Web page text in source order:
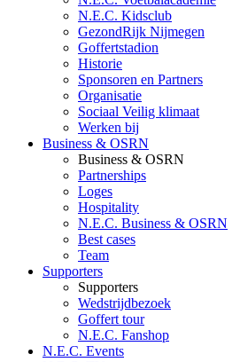
N.E.C. Kidsclub
GezondRijk Nijmegen
Goffertstadion
Historie
Sponsoren en Partners
Organisatie
Sociaal Veilig klimaat
Werken bij
Business & OSRN
Business & OSRN
Partnerships
Loges
Hospitality
N.E.C. Business & OSRN
Best cases
Team
Supporters
Supporters
Wedstrijdbezoek
Goffert tour
N.E.C. Fanshop
N.E.C. Events